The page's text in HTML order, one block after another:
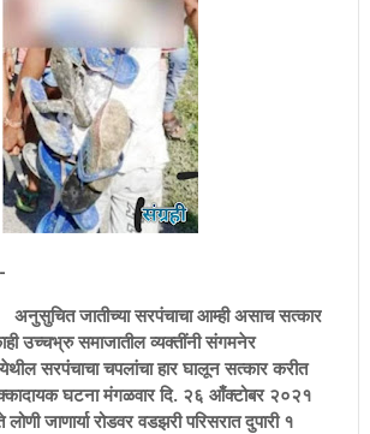
सरपंचाचा आम्ही असाच सत्कार
उच्चभ्रु समाजातील व्यक्तींनी संगमनेर
सरपंचाचा चपलांचा हार घालून सत्कार करीत
घटना मंगळवार दि. २६ आँक्टोबर २०२१
जाणार्या रोडवर वडझरी परिसरात दुपारी १